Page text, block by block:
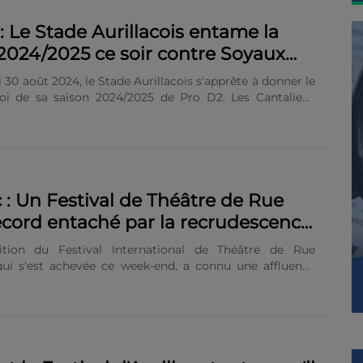
Le Stade Aurillacois entame la
2025 ce soir contre Soyaux
30 août 2024, le Stade Aurillacois s'apprête à donner le
de sa saison 2024/2025 de Pro D2. Les Cantaliens
le top 6. Soyaux Angoulême pour démarrer Pour
journée, les Aurillacois devront faire face à un
Soyaux Angoulême, qui a terminé 12e du......
Un Festival de Théâtre de Rue
entaché par la recrudescence
en ville
du Festival International de Théâtre de Rue
s'est achevée ce week-end, a connu une affluence
et Paralympiques de Paris, coïncidant avec le week-